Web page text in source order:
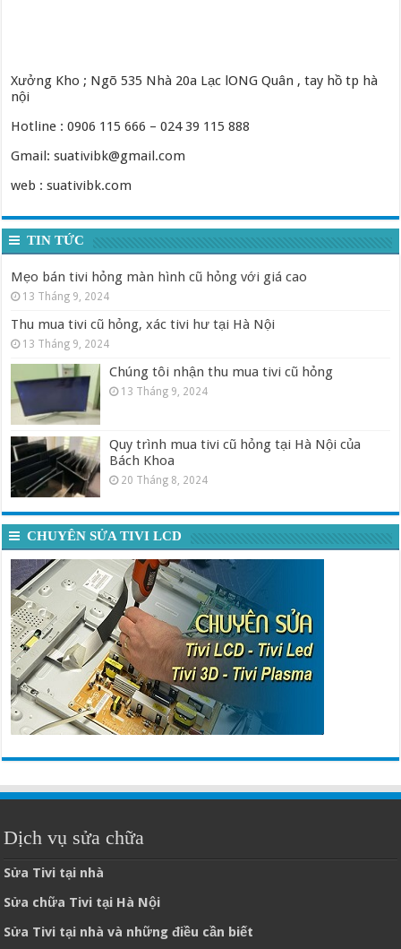
Xưởng Kho ; Ngõ 535 Nhà 20a Lạc lONG Quân , tay hồ tp hà
nội
Hotline : 0906 115 666 – 024 39 115 888
Gmail: suativibk@gmail.com
web : suativibk.com
TIN TỨC
Mẹo bán tivi hỏng màn hình cũ hỏng với giá cao
13 Tháng 9, 2024
Thu mua tivi cũ hỏng, xác tivi hư tại Hà Nội
13 Tháng 9, 2024
Chúng tôi nhận thu mua tivi cũ hỏng
13 Tháng 9, 2024
Quy trình mua tivi cũ hỏng tại Hà Nội của
Bách Khoa
20 Tháng 8, 2024
CHUYÊN SỬA TIVI LCD
Dịch vụ sửa chữa
Sửa Tivi tại nhà
Sửa chữa Tivi tại Hà Nội
Sửa Tivi tại nhà và những điều cần biết